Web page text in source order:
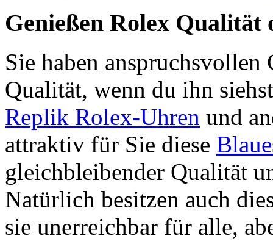
Genießen Rolex Qualität
Sie haben anspruchsvollen
Qualität, wenn du ihn
Replik Rolex-Uhren und
attraktiv für Sie diese
gleichbleibender Qualität
Natürlich besitzen auch
sie unerreichbar für alle,